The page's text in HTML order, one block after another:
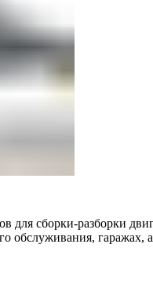
для сборки-разборки
обслуживания, гаражах,